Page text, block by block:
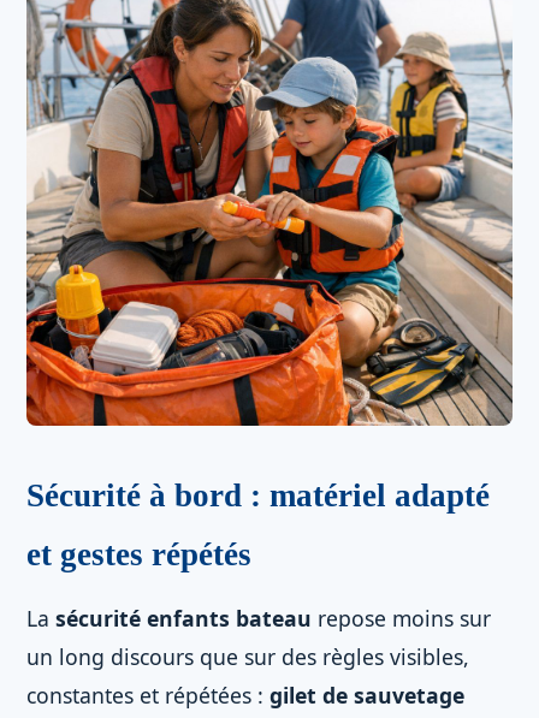
Sécurité à bord : matériel adapté
et gestes répétés
La sécurité enfants bateau repose moins sur
un long discours que sur des règles visibles,
constantes et répétées : gilet de sauvetage